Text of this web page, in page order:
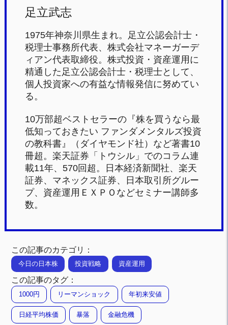
足立武志
1975年神奈川県生まれ。足立公認会計士・
税理士事務所代表、株式会社マネーガーデ
ィアン代表取締役。株式投資・資産運用に
精通した足立公認会計士・税理士として、
個人投資家への有益な情報発信に努めてい
る。
10万部超ベストセラーの『株を買うなら最
低知っておきたい ファンダメンタルズ投資
の教科書』（ダイヤモンド社）など著書10
冊超。楽天証券「トウシル」でのコラム連
載11年、570回超。日本経済新聞社、楽天
証券、マネックス証券、日本取引所グルー
プ、資産運用ＥＸＰＯなどセミナー講師多
数。
この記事のカテゴリ：
今日の日本株 投資戦略 資産運用
この記事のタグ：
1000円 リーマンショック 年初来安値
日経平均株価 暴落 金融危機